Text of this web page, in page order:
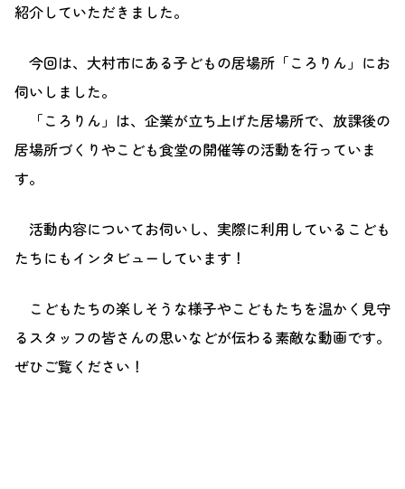
紹介していただきました。
今回は、大村市にある子どもの居場所「ころりん」にお
伺いしました。
「ころりん」は、企業が立ち上げた居場所で、放課後の
居場所づくりやこども食堂の開催等の活動を行っていま
す。
活動内容についてお伺いし、実際に利用しているこども
たちにもインタビューしています！
こどもたちの楽しそうな様子やこどもたちを温かく見守
るスタッフの皆さんの思いなどが伝わる素敵な動画です。
ぜひご覧ください！